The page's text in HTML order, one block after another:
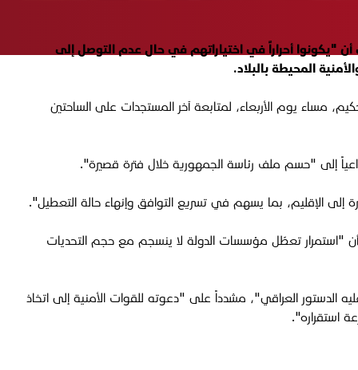
العراقي، إلى أن "يكونوا أحراراً في اختياراتهم في حال عدم التوصل إلى
المحيطة بالبلاد.
في بيان تلقت "الجبال" نسخة منه، "عقد الإطار التنسيقي اجتماعه الدوري المرقّم 262 في مكتب الحكيم، مساء يوم الأربعاء، لمتابعة آخر المستجدات على الساحتين
داعياً إلى "حسم ملف رئاسة الجمهورية خلال فترة قصيرة".
إلى الإقليم، بما يسهم في تسريع التوافق وإنهاء حالة التعطيل".
أن "استمرار تعطّل مؤسسات الدولة لا ينسجم مع حجم التحديات
الدستور العراقي"، مشدداً على "دعوته للقوات الأمنية إلى اتخاذ
استقراره".